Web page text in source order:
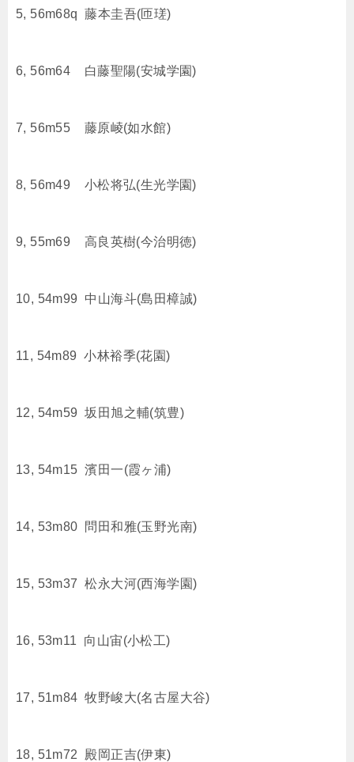
5, 56m68q 藤本圭吾(匝瑳)
6, 56m64 白藤聖陽(安城学園)
7, 56m55 藤原崚(如水館)
8, 56m49 小松将弘(生光学園)
9, 55m69 高良英樹(今治明徳)
10, 54m99 中山海斗(島田樟誠)
11, 54m89 小林裕季(花園)
12, 54m59 坂田旭之輔(筑豊)
13, 54m15 濱田一(霞ヶ浦)
14, 53m80 問田和雅(玉野光南)
15, 53m37 松永大河(西海学園)
16, 53m11 向山宙(小松工)
17, 51m84 牧野峻大(名古屋大谷)
18, 51m72 殿岡正吉(伊東)